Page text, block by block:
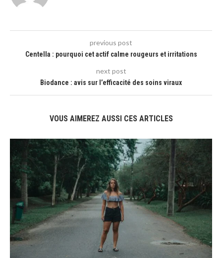
previous post
Centella : pourquoi cet actif calme rougeurs et irritations
next post
Biodance : avis sur l’efficacité des soins viraux
VOUS AIMEREZ AUSSI CES ARTICLES